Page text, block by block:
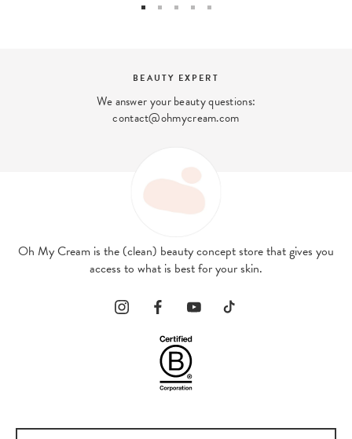
BEAUTY EXPERT
We answer your beauty questions:
contact@ohmycream.com
Oh My Cream is the (clean) beauty concept store that gives you
access to what is best for your skin.